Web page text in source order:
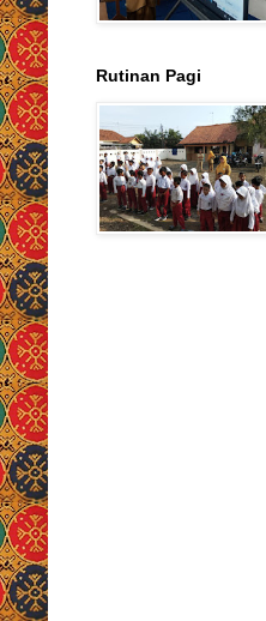
Rutinan Pagi